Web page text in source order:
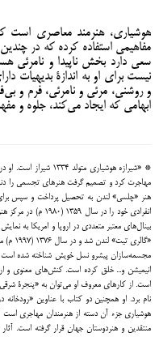
هوشیاری، هنرمند معاصری است
مفاهیمی استفاده کرده که در
سعی دارد بخش ناپیدا و نامرئی
نیست برای او به اندازۀ بدیهیات
و روشنی، مرئی و نامرئی، فرم و
ابهامی که ایجاد می‌کند، جلوه‌ و
*
هنر «چلسی» لندن به تحصیل پرداخت و سپس
انفرادی خود را در
مجسمه‌سازان پیشرو نسل خویش شناخته شده است
انیمیشن و... خلق کرده است. کنش‌های معنوی و
است. از کارهای معروف او می‌توان به «پنجرۀ
نام برد. او همچنین دو کتاب با عناوین
هوشیاری جزء آن دسته از هنرمندان مهاجری است
منتقدین و هنردوستان جهان قرار گرفته است.